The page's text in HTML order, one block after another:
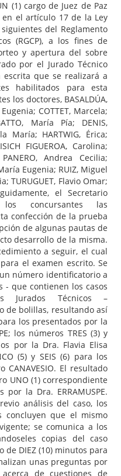
(1) cargo de Juez de Paz
el artículo 17 de la Ley
del Reglamento
(RGCP), a los fines de
y apertura del sobre
por el Jurado Técnico
que se realizará a
habilitados para esta
los doctores, BASALDÚA,
COTTET, Marcela;
María Pía; DENIS,
María; HARTWIG, Érica;
FIGUEROA, Carolina;
Andrea Cecilia;
Eugenia; RUIZ, Miguel
TURUGUET, Flavio Omar;
el Secretario
concursantes las
confección de la prueba
de algunas pautas de
desarrollo de la misma.
a seguir, el cual
el examen escrito. Se
número identificatorio a
- que contienen los casos
Jurados Técnicos –
de bolillas, resultando así
los presentados por la
los números TRES (3) y
por la Dra. Flavia Elisa
(5) y SEIS (6) para los
El resultado
UNO (1) correspondiente
la Dra. ERRAMUSPE.
análisis del caso, los
concluyen que el mismo
se comunica a los
copias del caso
de DIEZ (10) minutos para
unas preguntas por
de cuestiones de